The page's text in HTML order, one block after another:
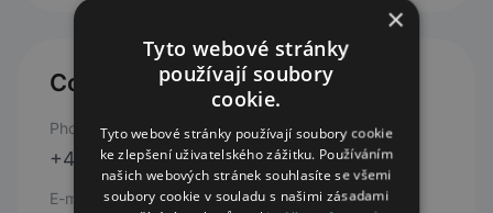
Contacts
Phone
+420 727 907 798
E-mail
×
Tyto webové stránky
používají soubory
cookie.
Tyto webové stránky používají soubory cookie
ke zlepšení uživatelského zážitku. Používáním
našich webových stránek souhlasíte se všemi
soubory cookie v souladu s našimi zásadami